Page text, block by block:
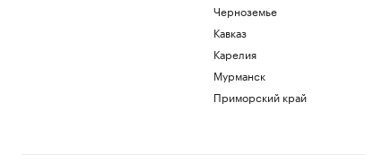
Черноземье
Кавказ
Карелия
Мурманск
Приморский край